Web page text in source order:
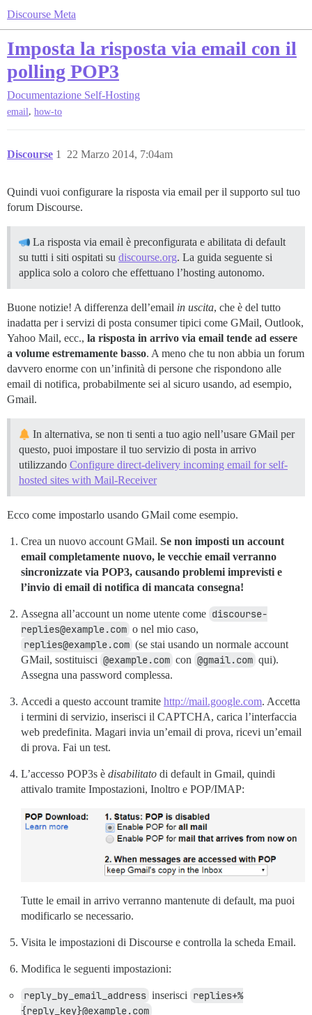
Discourse Meta
Imposta la risposta via email con il
polling POP3
Documentazione Self-Hosting
email, how-to
Discourse 22 Marzo 2014, 7:04am
1
Quindi vuoi configurare la risposta via email per il supporto sul tuo
forum Discourse.
La risposta via email è preconfigurata e abilitata di default
su tutti i siti ospitati su discourse.org. La guida seguente si
applica solo a coloro che effettuano l’hosting autonomo.
Buone notizie! A differenza dell’email in uscita, che è del tutto
inadatta per i servizi di posta consumer tipici come GMail, Outlook,
Yahoo Mail, ecc., la risposta in arrivo via email tende ad essere
a volume estremamente basso. A meno che tu non abbia un forum
davvero enorme con un’infinità di persone che rispondono alle
email di notifica, probabilmente sei al sicuro usando, ad esempio,
Gmail.
In alternativa, se non ti senti a tuo agio nell’usare GMail per
questo, puoi impostare il tuo servizio di posta in arrivo
utilizzando Configure direct-delivery incoming email for self-
hosted sites with Mail-Receiver
Ecco come impostarlo usando GMail come esempio.
Crea un nuovo account GMail. Se non imposti un account
email completamente nuovo, le vecchie email verranno
sincronizzate via POP3, causando problemi imprevisti e
l’invio di email di notifica di mancata consegna!
Assegna all’account un nome utente come discourse-
replies@example.com o nel mio caso,
replies@example.com (se stai usando un normale account
GMail, sostituisci @example.com con @gmail.com qui).
Assegna una password complessa.
Accedi a questo account tramite http://mail.google.com. Accetta
i termini di servizio, inserisci il CAPTCHA, carica l’interfaccia
web predefinita. Magari invia un’email di prova, ricevi un’email
di prova. Fai un test.
L’accesso POP3s è disabilitato di default in Gmail, quindi
attivalo tramite Impostazioni, Inoltro e POP/IMAP:
Tutte le email in arrivo verranno mantenute di default, ma puoi
modificarlo se necessario.
Visita le impostazioni di Discourse e controlla la scheda Email.
Modifica le seguenti impostazioni:
reply_by_email_address inserisci replies+%
{reply_key}@example.com